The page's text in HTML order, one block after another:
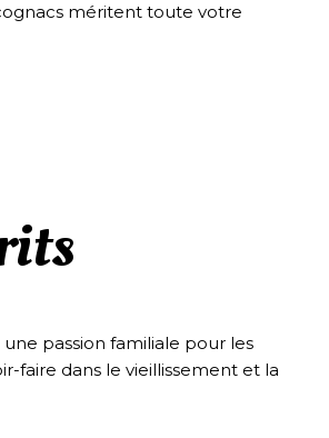
méritent toute votre
passion familiale pour les
faire dans le vieillissement et la